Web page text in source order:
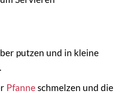
putzen und in kleine
Pfanneschmelzen und die